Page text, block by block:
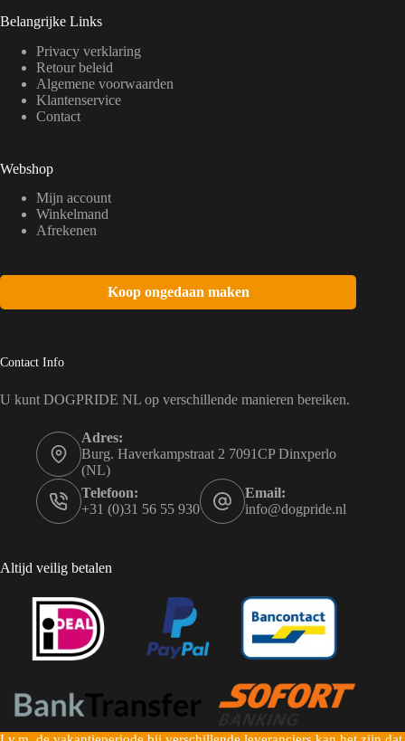
Belangrijke Links
Privacy verklaring
Retour beleid
Algemene voorwaarden
Klantenservice
Contact
Webshop
Mijn account
Winkelmand
Afrekenen
Koop ongedaan maken
Contact Info
U kunt DOGPRIDE NL op verschillende manieren bereiken.
Adres:
Burg. Haverkampstraat 2 7091CP Dinxperlo
(NL)
Telefoon:
+31 (0)31 56 55 930
Email:
info@dogpride.nl
Altijd veilig betalen